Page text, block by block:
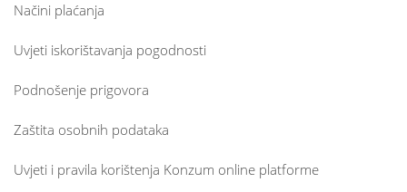
Načini plaćanja
Uvjeti iskorištavanja pogodnosti
Podnošenje prigovora
Zaštita osobnih podataka
Uvjeti i pravila korištenja Konzum online platforme